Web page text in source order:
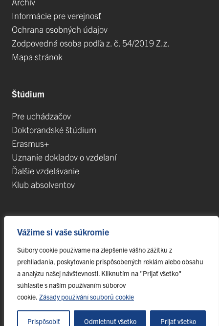
Vážime si vaše súkromie
Súbory cookie používame na zlepšenie vášho zážitku z
prehliadania, poskytovanie prispôsobených reklám alebo obsahu
a analýzu našej návštevnosti. Kliknutím na "Prijať všetko"
súhlasíte s naším používaním súborov
cookie. Zásady používání souborů cookie
Prispôsobiť Odmietnuť všetko Prijať všetko
Informácie pre verejnosť
Ochrana osobných údajov
Zodpovedná osoba podľa z. č. 54/2019 Z.z.
Mapa stránok
Štúdium
Pre uchádzačov
Doktorandské štúdium
Erasmus+
Uznanie dokladov o vzdelaní
Ďalšie vzdelávanie
Klub absolventov
Projekty
Špičkové tímy
TIP-UPJŠ
Vedecké parky
Evidencia publikačnej činnosti